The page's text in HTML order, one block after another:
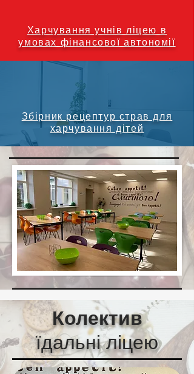
Харчування учнів ліцею в
умовах фінансової автономії
Збірник рецептур страв для
харчування дітей
Колектив
їдальні ліцею